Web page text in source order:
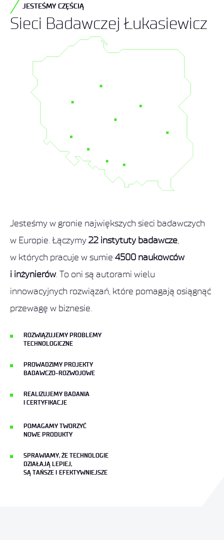
JESTEŚMY CZĘŚCIĄ
Sieci Badawczej Łukasiewicz
Jesteśmy w gronie największych sieci badawczych
w Europie. Łączymy22 instytuty badawcze,
w których pracuje w sumie 4500 naukowców
i inżynierów. To oni są autorami wielu
innowacyjnych rozwiązań, które pomagają osiągnąć
przewagę w biznesie.
ROZWIĄZUJEMY PROBLEMY
TECHNOLOGICZNE
PROWADZIMY PROJEKTY
BADAWCZO-ROZWOJOWE
REALIZUJEMY BADANIA
I CERTYFIKACJE
POMAGAMY TWORZYĆ
NOWE PRODUKTY
SPRAWIAMY, ŻE TECHNOLOGIE
DZIAŁAJĄ LEPIEJ,
SĄ TAŃSZE I EFEKTYWNIEJSZE